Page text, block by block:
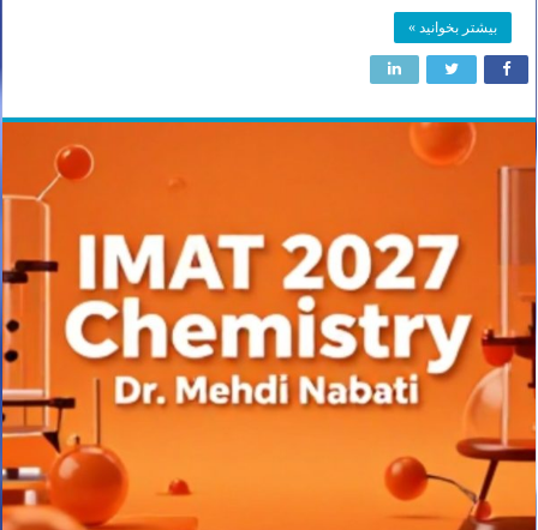
بیشتر بخوانید »